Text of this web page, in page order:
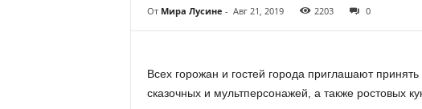
От Мира Лусине - Авг 21, 2019 2203 0
Всех горожан и гостей города приглашают
сказочных и мультперсонажей, а также ростовых